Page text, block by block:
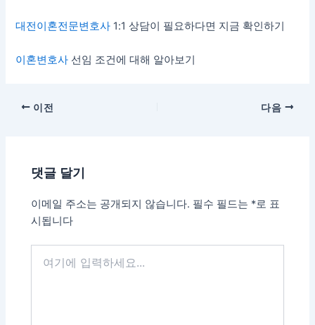
대전이혼전문변호사 1:1 상담이 필요하다면 지금 확인하기
이혼변호사 선임 조건에 대해 알아보기
이전 다음
댓글 달기
이메일 주소는 공개되지 않습니다. 필수 필드는 *로 표
시됩니다